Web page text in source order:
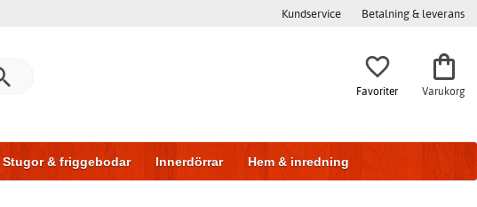
Kundservice Betalning & leverans
Favoriter Varukorg
Stugor & friggebodar Innerdörrar Hem & inredning